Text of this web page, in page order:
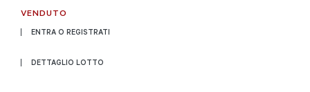
VENDUTO
ENTRA O REGISTRATI
DETTAGLIO LOTTO